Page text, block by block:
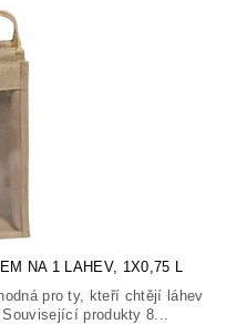
NA 1 LAHEV, 1X0,75 L
pro ty, kteří chtějí láhev
produkty 8...